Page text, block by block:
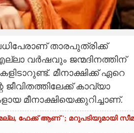
താരപുത്രിക്ക്
വർഷവും ജന്മദിനത്തിന്
മീനാക്ഷിക്ക് ഏറെ
ജീവിതത്തിലേക്ക് കാവ്യാ
മീനാക്ഷിയെക്കുറിച്ചാണ്.
ഫേക്ക് ആണ് '; മറുപടിയുമായി സീമ